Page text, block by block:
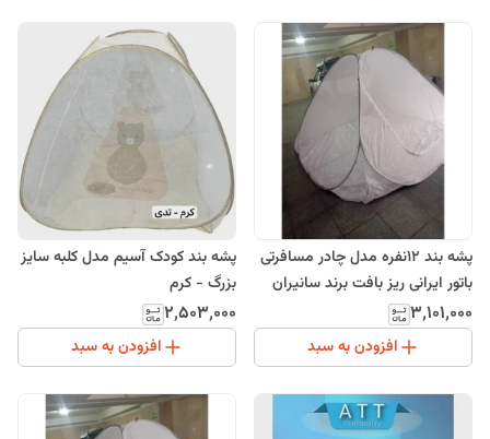
پشه بند 12نفره مدل چادر مسافرتی
باتور ایرانی ریز بافت برند سانیران
۳٬۱۰۱٬۰۰۰
افزودن به سبد
پشه بند کودک آسیم مدل کلبه سایز
بزرگ - کرم
۲٬۵۰۳٬۰۰۰
افزودن به سبد